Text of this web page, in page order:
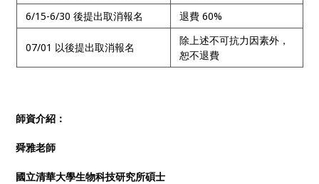
6/15-6/30 後提出取消報名
退費 60%
07/01 以後提出取消報名
除上述不可抗力因素外，
恕不退費
師資介紹：
舜雅老師
國立清華大學生物科技研究所碩士